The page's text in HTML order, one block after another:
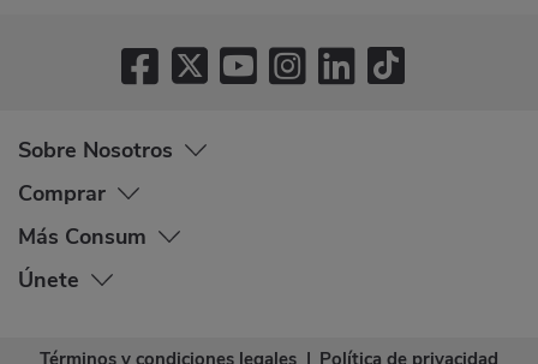
Sobre Nosotros
Comprar
Más Consum
Únete
Términos y condiciones legales | Política de privacidad